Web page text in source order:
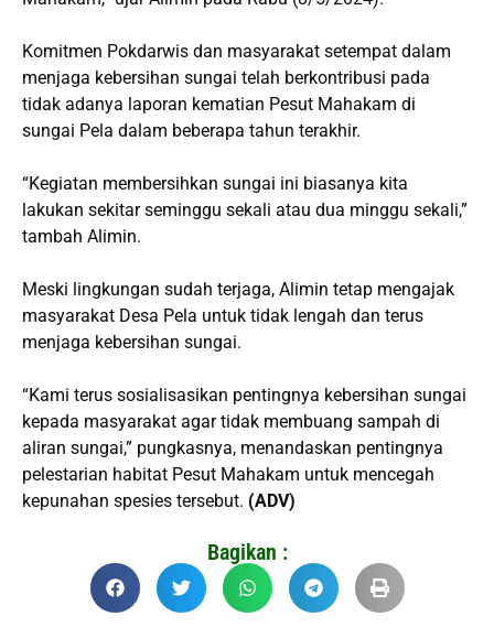
Komitmen Pokdarwis dan masyarakat setempat dalam
menjaga kebersihan sungai telah berkontribusi pada
tidak adanya laporan kematian Pesut Mahakam di
sungai Pela dalam beberapa tahun terakhir.
“Kegiatan membersihkan sungai ini biasanya kita
lakukan sekitar seminggu sekali atau dua minggu sekali,”
tambah Alimin.
Meski lingkungan sudah terjaga, Alimin tetap mengajak
masyarakat Desa Pela untuk tidak lengah dan terus
menjaga kebersihan sungai.
“Kami terus sosialisasikan pentingnya kebersihan sungai
kepada masyarakat agar tidak membuang sampah di
aliran sungai,” pungkasnya, menandaskan pentingnya
pelestarian habitat Pesut Mahakam untuk mencegah
kepunahan spesies tersebut. (ADV)
Bagikan :